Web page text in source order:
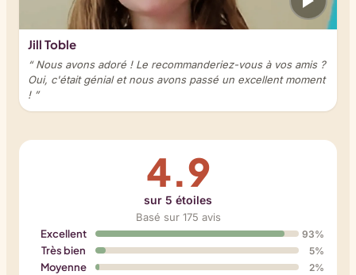
Jill Toble
“ Nous avons adoré ! Le recommanderiez-vous à vos amis ?
Oui, c'était génial et nous avons passé un excellent moment
! ”
4.9
sur 5 étoiles
Basé sur 175 avis
Excellent
93%
Très bien 5%
Moyenne 2%